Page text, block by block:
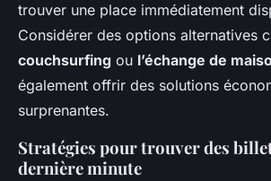
trouver une place immédiatement
Considérer des options alternatives
couchsurfing ou l’échange de
également offrir des solutions
surprenantes.
Stratégies pour trouver des
dernière minute